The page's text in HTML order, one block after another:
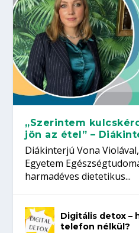
„Szerintem
jön az étel” –
Diákinterjú Vona
Egyetem
harmadéves dietetikus...
Digitális detox –
telefon nélkül?